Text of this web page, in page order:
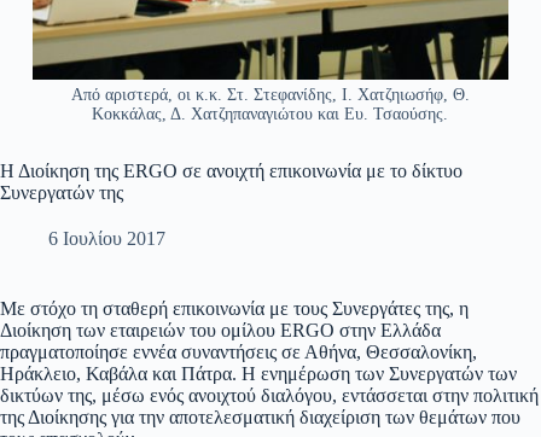
Από αριστερά, οι κ.κ. Στ. Στεφανίδης, Ι. Χατζηιωσήφ, Θ.
Κοκκάλας, Δ. Χατζηπαναγιώτου και Ευ. Τσαούσης.
Η Διοίκηση της ERGO σε ανοιχτή επικοινωνία με το δίκτυο
Συνεργατών της
6 Ιουλίου 2017
Με στόχο τη σταθερή επικοινωνία με τους Συνεργάτες της, η
Διοίκηση των εταιρειών του ομίλου ERGO στην Ελλάδα
πραγματοποίησε εννέα συναντήσεις σε Αθήνα, Θεσσαλονίκη,
Ηράκλειο, Καβάλα και Πάτρα. Η ενημέρωση των Συνεργατών των
δικτύων της, μέσω ενός ανοιχτού διαλόγου, εντάσσεται στην πολιτική
της Διοίκησης για την αποτελεσματική διαχείριση των θεμάτων που